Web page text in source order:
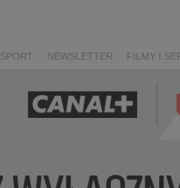
SPORT NEWSLETTER FILMY I
DOKUMENT LIFESTYLE